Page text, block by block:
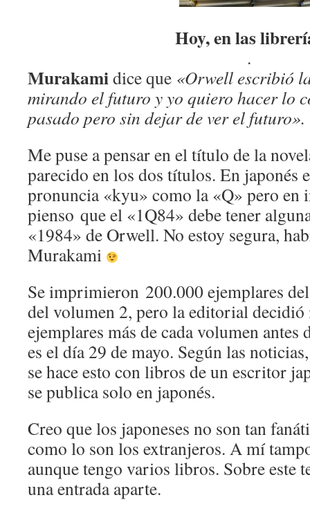
Hoy, en las
.
Murakamidice que «Orwell escribió
mirando el futuro y yo quiero hacer lo
pasado pero sin dejar de ver el futuro».
Me puse a pensar en el título de la
parecido en los dos títulos. En japonés
pronuncia «kyu» como la «Q» pero en
pienso que el «1Q84» debe tener
«1984» de Orwell. No estoy segura,
Murakami
Se imprimieron 200.000 ejemplares
del volumen 2, pero la editorial
ejemplares más de cada volumen antes
es el día 29 de mayo. Según las
se hace esto con libros de un escritor
se publica solo en japonés.
Creo que los japoneses no son tan
como lo son los extranjeros. A mí
aunque tengo varios libros. Sobre este
una entrada aparte.